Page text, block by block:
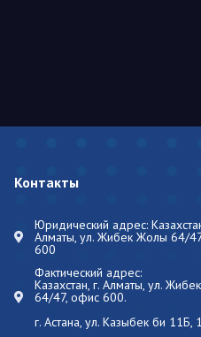
Контакты
Юридический адрес:
Алматы, ул. Жибек Жолы 64/
600
Фактический адрес:
Казахстан, г. Алматы, ул.
64/47, офис 600.
г. Астана, ул. Казыбек би 11Б,